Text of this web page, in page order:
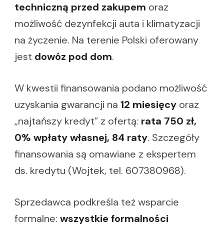
techniczną przed zakupem oraz
możliwość dezynfekcji auta i klimatyzacji
na życzenie. Na terenie Polski oferowany
jest dowóz pod dom.
W kwestii finansowania podano możliwość
uzyskania gwarancji na 12 miesięcy oraz
„najtańszy kredyt” z ofertą: rata 750 zł,
0% wpłaty własnej, 84 raty. Szczegóły
finansowania są omawiane z ekspertem
ds. kredytu (Wojtek, tel. 607380968).
Sprzedawca podkreśla też wsparcie
formalne: wszystkie formalności